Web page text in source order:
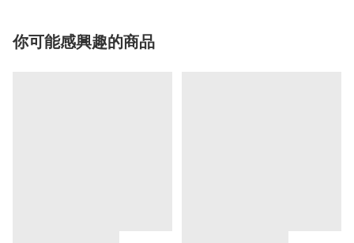
你可能感興趣的商品